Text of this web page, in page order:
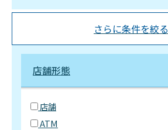
さらに条件を絞る
店舗形態
店舗
ATM